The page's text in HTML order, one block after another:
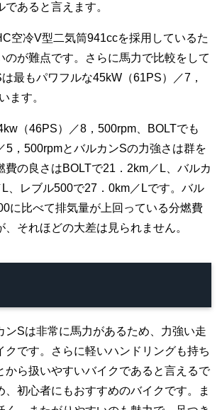
あると言えます。
空冷V型二気筒941ccを採用しているた
のが難点です。さらに馬力で比較をして
最もパワフルな45kW（61PS）／7，
ます。
（46PS）／8，500rpm、BOLTでも
5，500rpmとバルカンSの力強さは群を
費の良さはBOLTで21．2km／L、バルカ
、レブル500で27．0km／Lです。バル
に比べて排気量が上回っている分燃費
、それほどの大差は見られません。
ンSは非常に馬力があるため、力強い走
クです。さらに軽いハンドリングも持ち
から扱いやすいバイクであると言えるで
、初心者にもおすすめのバイクです。ま